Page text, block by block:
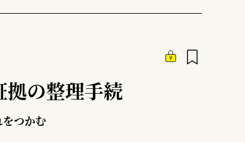
の整理手続
つかむ